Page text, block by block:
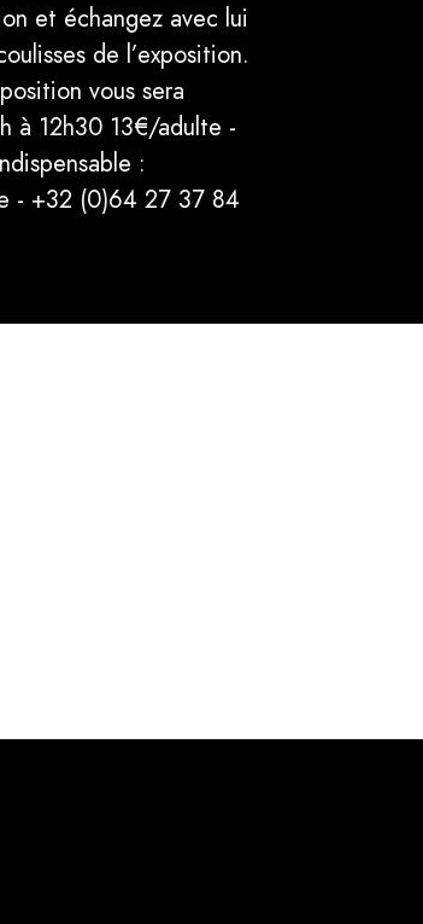
et échangez avec lui
de l’exposition.
vous sera
à 12h30 13€/adulte -
:
- +32 (0)64 27 37 84